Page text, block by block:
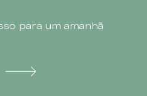
para um amanhã